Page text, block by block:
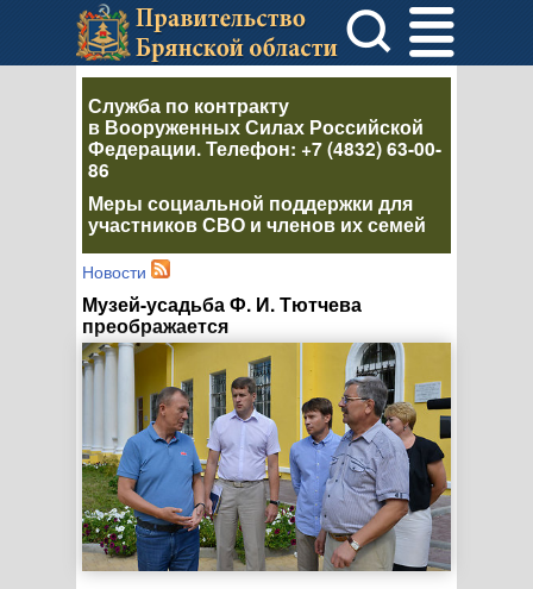
Служба по контракту
в Вооруженных Силах Российской
Федерации. Телефон: +7 (4832) 63-00-
86
Меры социальной поддержки для
участников СВО и членов их семей
Новости
Музей-усадьба Ф. И. Тютчева
преображается